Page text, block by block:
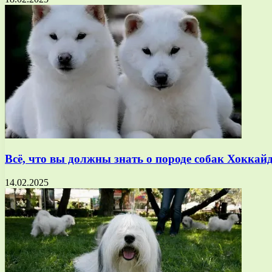
Всё, что вы должны знать о породе собак
14.02.2025